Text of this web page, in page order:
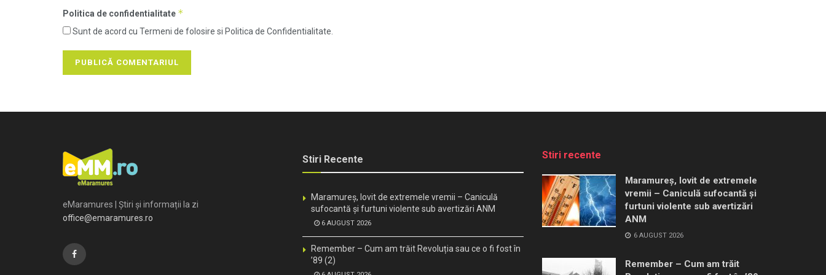
Politica de confidentialitate *
Sunt de acord cu Termeni de folosire si Politica de Confidentialitate.
eMaramures | Știri și informații la zi
office@emaramures.ro
Stiri Recente
Maramureș, lovit de extremele vremii – Caniculă
sufocantă și furtuni violente sub avertizări ANM
6 AUGUST 2026
Remember – Cum am trăit Revoluția sau ce o fi fost în
’89 (2)
Stiri recente
Maramureș, lovit de extremele
vremii – Caniculă sufocantă și
furtuni violente sub avertizări
ANM
6 AUGUST 2026
Remember – Cum am trăit